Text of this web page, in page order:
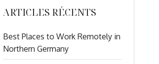
ARTICLES RÉCENTS
Best Places to Work Remotely in
Northern Germany